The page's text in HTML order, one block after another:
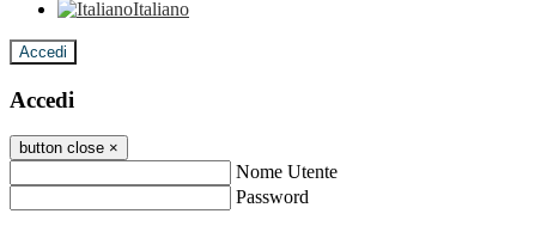
Italiano
Accedi
Accedi
button close ×
Nome Utente
Password